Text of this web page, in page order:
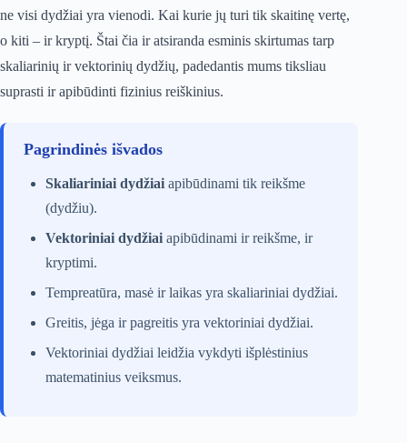
ne visi dydžiai yra vienodi. Kai kurie jų turi tik skaitinę vertę,
o kiti – ir kryptį. Štai čia ir atsiranda esminis skirtumas tarp
skaliarinių ir vektorinių dydžių, padedantis mums tiksliau
suprasti ir apibūdinti fizinius reiškinius.
Pagrindinės išvados
Skaliariniai dydžiai apibūdinami tik reikšme
(dydžiu).
Vektoriniai dydžiai apibūdinami ir reikšme, ir
kryptimi.
Tempreatūra, masė ir laikas yra skaliariniai dydžiai.
Greitis, jėga ir pagreitis yra vektoriniai dydžiai.
Vektoriniai dydžiai leidžia vykdyti išplėstinius
matematinius veiksmus.